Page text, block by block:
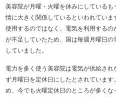
美容院が月曜・火曜を休みにしている
情に大きく関係しているといわれてい
使用するのではなく、電気を利用する
が不足していたため、国は毎週月曜日
していました。
電力を多く使う美容院は電気が供給さ
ず月曜日を定休日にしたとされていま
め、今でも火曜定休日のところが多くな